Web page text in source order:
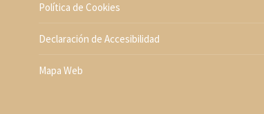
Política de Cookies
Declaración de Accesibilidad
Mapa Web